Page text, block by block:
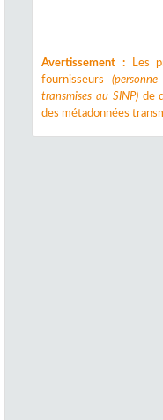
Avertissement : Les
fournisseurs
transmises au SINP)de
des métadonnées